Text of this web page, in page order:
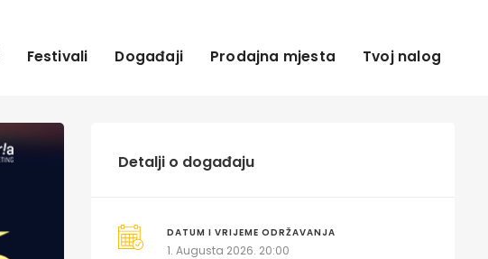
Festivali Događaji Prodajna mjesta Tvoj nalog
Detalji o događaju
DATUM I VRIJEME ODRŽAVANJA
1. Augusta 2026. 20:00